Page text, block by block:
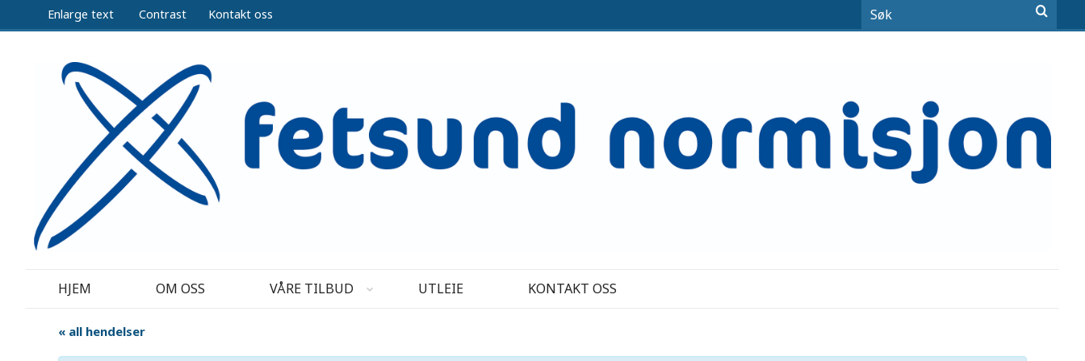
Enlarge text Contrast Kontakt oss
HJEM OM OSS VÅRE TILBUD UTLEIE KONTAKT OSS
« all hendelser